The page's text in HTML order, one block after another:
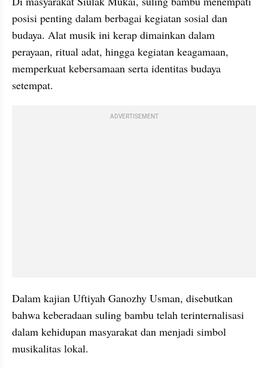
posisi penting dalam berbagai kegiatan sosial dan
budaya. Alat musik ini kerap dimainkan dalam
perayaan, ritual adat, hingga kegiatan keagamaan,
memperkuat kebersamaan serta identitas budaya
setempat.
ADVERTISEMENT
Dalam kajian Uftiyah Ganozhy Usman, disebutkan
bahwa keberadaan suling bambu telah terinternalisasi
dalam kehidupan masyarakat dan menjadi simbol
musikalitas lokal.